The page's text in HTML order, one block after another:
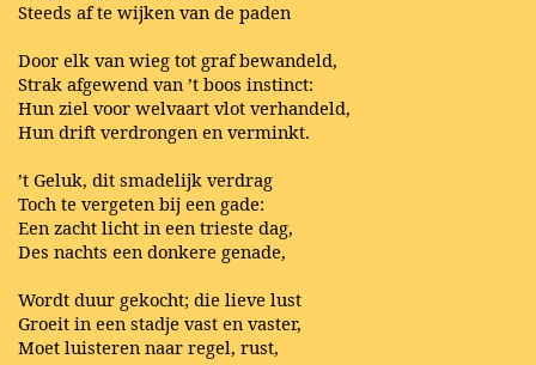
Steeds af te wijken van de paden
Door elk van wieg tot graf bewandeld,
Strak afgewend van ’t boos instinct:
Hun ziel voor welvaart vlot verhandeld,
Hun drift verdrongen en verminkt.
’t Geluk, dit smadelijk verdrag
Toch te vergeten bij een gade:
Een zacht licht in een trieste dag,
Des nachts een donkere genade,
Wordt duur gekocht; die lieve lust
Groeit in een stadje vast en vaster,
Moet luisteren naar regel, rust,